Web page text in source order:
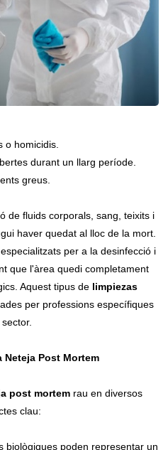
o homicidis.
durant un llarg període.
greus.
de fluids corporals, sang, teixits i
haver quedat al lloc de la mort.
per a la desinfecció i
que l'àrea quedi completament
Aquest tipus de limpiezas
per professions específiques
Neteja Post Mortem
post mortemrau en diversos
clau:
biològiques poden representar un